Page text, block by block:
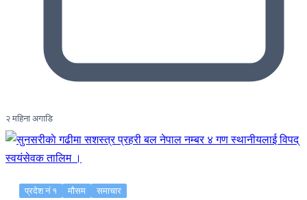
२ महिना अगाडि
प्रदेश नं १ मौसम समाचार